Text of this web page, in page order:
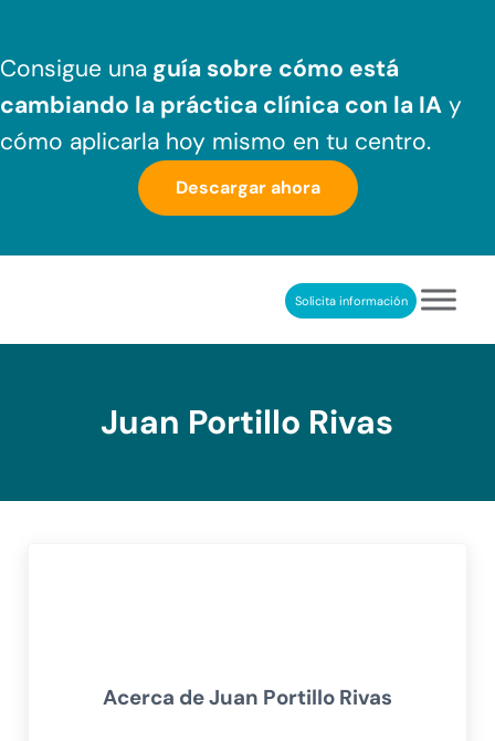
Consigue una guía sobre cómo está
cambiando la práctica clínica con la IA y
cómo aplicarla hoy mismo en tu centro.
Descargar ahora
REHABILITACIÓN COGNITIVA PROFESIONALSolicita información
Juan Portillo Rivas
Acerca deJuan Portillo Rivas